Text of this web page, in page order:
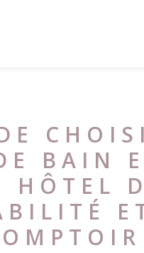
BAIN
HÔTEL